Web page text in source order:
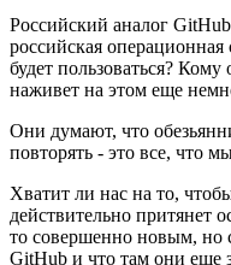
Российский аналог
российская
будет пользоваться?
наживет на этом еще
Они думают, что
повторять - это все, что
Хватит ли нас на то,
действительно притянет
то совершенно новым, но
GitHub и что там они еще